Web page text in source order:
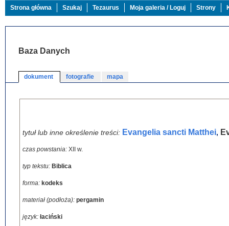
Strona główna Szukaj Tezaurus Moja galeria / Loguj Strony
Baza Danych
dokument fotografie mapa
tytuł lub inne określenie treści: Evangelia sancti Matthei,
czas powstania: XII w.
typ tekstu: Biblica
forma: kodeks
materiał (podłoża): pergamin
język: łaciński